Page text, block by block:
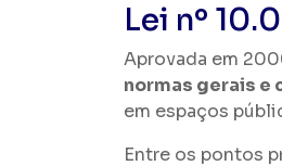
Lei nº
Aprovada em
normas gerais e
em espaços
Entre os pontos